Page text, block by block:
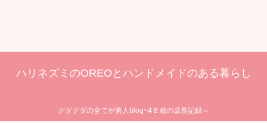
ハリネズミのOREOとハンドメイドのある暮らし
グダグダの全てが素人blog~4８歳の成長記録～